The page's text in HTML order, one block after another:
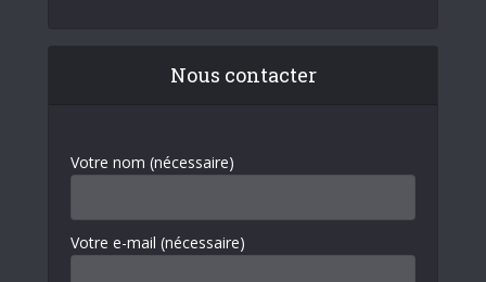
Nous contacter
Votre nom (nécessaire)
Votre e-mail (nécessaire)